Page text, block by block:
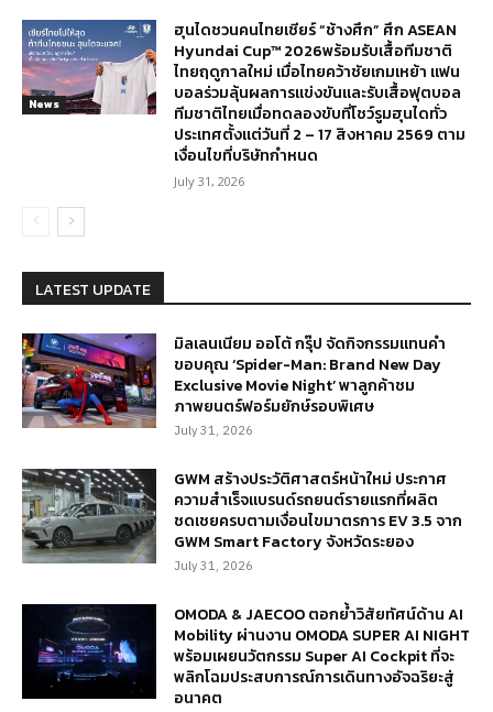
News
ฮุนไดชวนคนไทยเชียร์ “ช้างศึก” ศึก ASEAN
Hyundai Cup™ 2026พร้อมรับเสื้อทีมชาติ
ไทยฤดูกาลใหม่ เมื่อไทยคว้าชัยเกมเหย้า แฟน
บอลร่วมลุ้นผลการแข่งขันและรับเสื้อฟุตบอล
ทีมชาติไทยเมื่อทดลองขับที่โชว์รูมฮุนไดทั่ว
ประเทศตั้งแต่วันที่ 2 – 17 สิงหาคม 2569 ตาม
เงื่อนไขที่บริษัทกำหนด
July 31, 2026
LATEST UPDATE
มิลเลนเนียม ออโต้ กรุ๊ป จัดกิจกรรมแทนคำ
ขอบคุณ ‘Spider-Man: Brand New Day
Exclusive Movie Night’ พาลูกค้าชม
ภาพยนตร์ฟอร์มยักษ์รอบพิเศษ
July 31, 2026
GWM สร้างประวัติศาสตร์หน้าใหม่ ประกาศ
ความสำเร็จแบรนด์รถยนต์รายแรกที่ผลิต
ชดเชยครบตามเงื่อนไขมาตรการ EV 3.5 จาก
GWM Smart Factory จังหวัดระยอง
July 31, 2026
OMODA & JAECOO ตอกย้ำวิสัยทัศน์ด้าน AI
Mobility ผ่านงาน OMODA SUPER AI NIGHT
พร้อมเผยนวัตกรรม Super AI Cockpit ที่จะ
พลิกโฉมประสบการณ์การเดินทางอัจฉริยะสู่
อนาคต